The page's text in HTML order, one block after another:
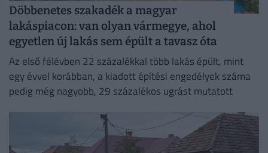
Döbbenetes szakadék a magyar
lakáspiacon: van olyan vármegye, ahol
egyetlen új lakás sem épült a tavasz óta
Az első félévben 22 százalékkal több lakás épült, mint
egy évvel korábban, a kiadott építési engedélyek száma
pedig még nagyobb, 29 százalékos ugrást mutatott